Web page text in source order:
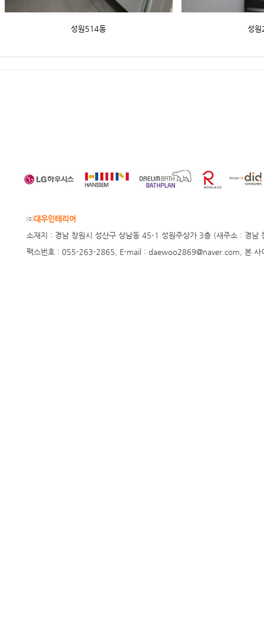
성원514동 성
ⓒ대우인테리어
소재지 : 경남 창원시 성산구 상남동 45-1 성원주상가 3층 (새주소 :
팩스번호 : 055-263-2865, E-mail : daewoo2869@naver.com, 본 사이